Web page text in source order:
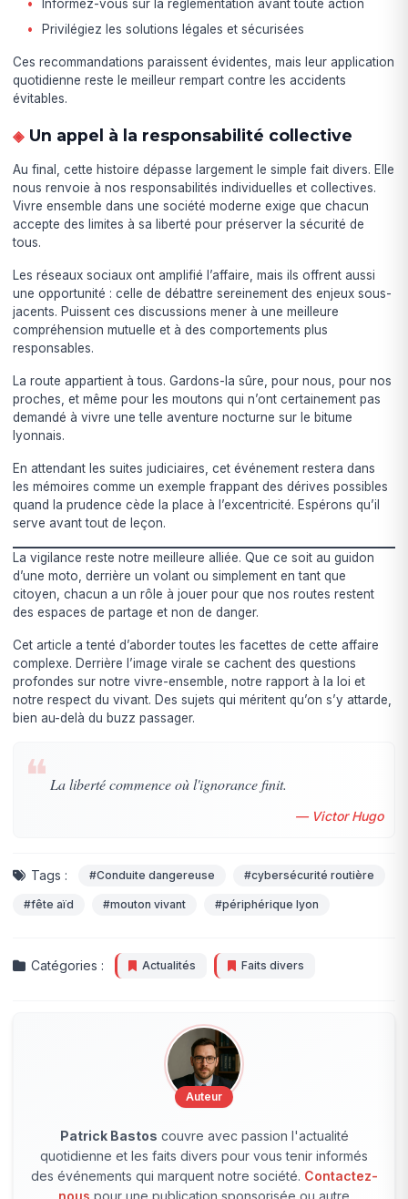
Informez-vous sur la réglementation avant toute action
Privilégiez les solutions légales et sécurisées
Ces recommandations paraissent évidentes, mais leur application
quotidienne reste le meilleur rempart contre les accidents
évitables.
Un appel à la responsabilité collective
Au final, cette histoire dépasse largement le simple fait divers. Elle
nous renvoie à nos responsabilités individuelles et collectives.
Vivre ensemble dans une société moderne exige que chacun
accepte des limites à sa liberté pour préserver la sécurité de
tous.
Les réseaux sociaux ont amplifié l’affaire, mais ils offrent aussi
une opportunité : celle de débattre sereinement des enjeux sous-
jacents. Puissent ces discussions mener à une meilleure
compréhension mutuelle et à des comportements plus
responsables.
La route appartient à tous. Gardons-la sûre, pour nous, pour nos
proches, et même pour les moutons qui n’ont certainement pas
demandé à vivre une telle aventure nocturne sur le bitume
lyonnais.
En attendant les suites judiciaires, cet événement restera dans
les mémoires comme un exemple frappant des dérives possibles
quand la prudence cède la place à l’excentricité. Espérons qu’il
serve avant tout de leçon.
La vigilance reste notre meilleure alliée. Que ce soit au guidon
d’une moto, derrière un volant ou simplement en tant que
citoyen, chacun a un rôle à jouer pour que nos routes restent
des espaces de partage et non de danger.
Cet article a tenté d’aborder toutes les facettes de cette affaire
complexe. Derrière l’image virale se cachent des questions
profondes sur notre vivre-ensemble, notre rapport à la loi et
notre respect du vivant. Des sujets qui méritent qu’on s’y attarde,
bien au-delà du buzz passager.
❝ La liberté commence où l'ignorance finit.
— Victor Hugo
Tags : #Conduite dangereuse #cybersécurité routière
#fête aïd #mouton vivant #périphérique lyon
Catégories : Actualités Faits divers
Auteur
Patrick Bastos couvre avec passion l'actualité
quotidienne et les faits divers pour vous tenir informés
des événements qui marquent notre société. Contactez-